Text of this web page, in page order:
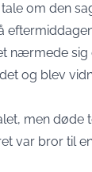
om den
nærmede sig
og blev
men døde
var bror til